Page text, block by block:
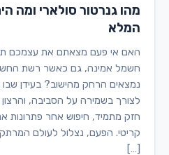
מהו גנרטור סולארי ומה
המלא
האם אי פעם מצאתם את עצמכם
חשמל אמינה, גם כאשר רשת
נמצאים הרחק מהישוב? בעידן שבו
לצורך בשמירה על הסביבה,
חזק מתמיד, חיפוש אחר פתרונות
קריטי. הפעם, נצלול לעולם
[…]